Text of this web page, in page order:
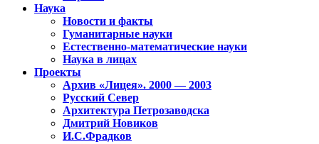
Наука
Новости и факты
Гуманитарные науки
Естественно-математические науки
Наука в лицах
Проекты
Архив «Лицея». 2000 — 2003
Русский Север
Архитектура Петрозаводска
Дмитрий Новиков
И.С.Фрадков